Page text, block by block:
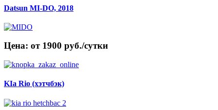
Datsun MI-DO, 2018
Цена: от 1900 руб./сутки
KIa Rio (хэтчбэк)